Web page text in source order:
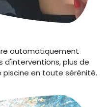
automatiquement
d'interventions, plus de
en toute sérénité.